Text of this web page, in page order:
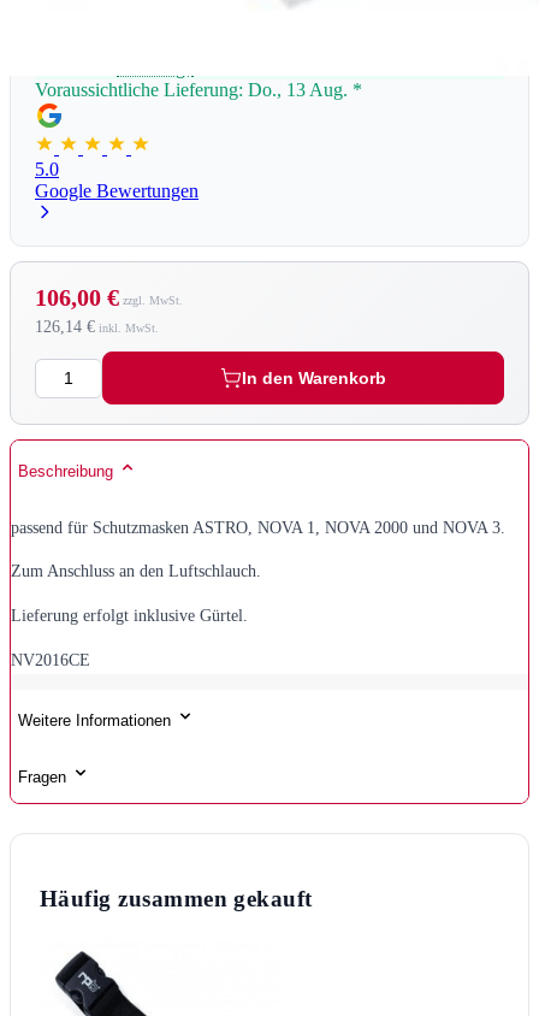
Voraussichtliche Lieferung: Do., 13 Aug. *
5.0
Google Bewertungen
126,14 €
106,00 €
Menge
In den Warenkorb
Beschreibung
passend für Schutzmasken ASTRO, NOVA 1, NOVA 2000 und NOVA 3.
Zum Anschluss an den Luftschlauch.
Lieferung erfolgt inklusive Gürtel.
NV2016CE
Weitere Informationen
Fragen
Häufig zusammen gekauft